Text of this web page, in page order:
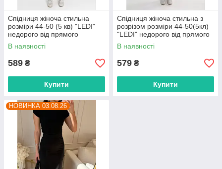
Спідниця жіноча стильна
розміри 44-50 (5 кв) "LEDI"
недорого від прямого
постачальника
В наявності
589 ₴
Купити
Спідниця жіноча стильна з
розрізом розміри 44-50(5кл)
"LEDI" недорого від прямого
постачальника
В наявності
579 ₴
Купити
НОВИНКА 03.08.26